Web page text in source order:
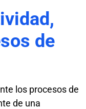
de
los procesos de
de una